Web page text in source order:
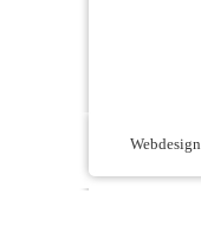
Webdesign